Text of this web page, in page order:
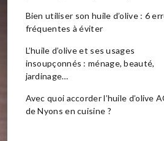
Bien utiliser son huile d’olive : 6
fréquentes à éviter
L’huile d’olive et ses usages
insoupçonnés : ménage, beauté,
jardinage…
Avec quoi accorder l’huile d’olive
de Nyons en cuisine ?